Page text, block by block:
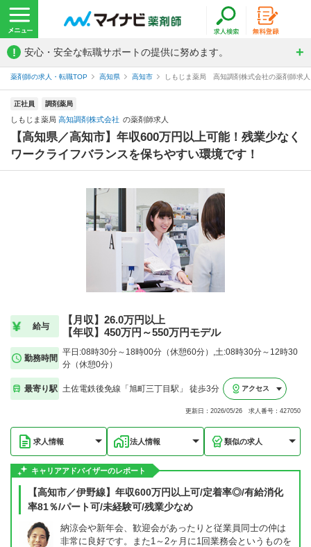
! 安心・安全な転職サポートの提供に努めます。
薬剤師の求人・転職TOP 高知県 高知市 しもじま薬局 高知調剤株式会社の薬剤師求人
正社員 調剤薬局
しもじま薬局 高知調剤株式会社 の薬剤師求人
【高知県／高知市】年収600万円以上可能！残業少なく
ワークライフバランスを保ちやすい環境です！
給与
【月収】26.0万円以上
【年収】450万円～550万円モデル
勤務時間
平日:08時30分～18時00分（休憩60分）,土:08時30分～12時30
分（休憩0分）
最寄り駅 土佐電鉄後免線「旭町三丁目駅」 徒歩3分 アクセス
更新日：2026/05/26 求人番号：427050
求人情報 法人情報 類似の求人
キャリアアドバイザーのレポート
【高知市／伊野線】年収600万円以上可/定着率◎/有給消化
率81％/パート可/未経験可/残業少なめ
納涼会や新年会、歓迎会があったりと従業員同士の仲は
非常に良好です。また1～2ヶ月に1回業務会というものを